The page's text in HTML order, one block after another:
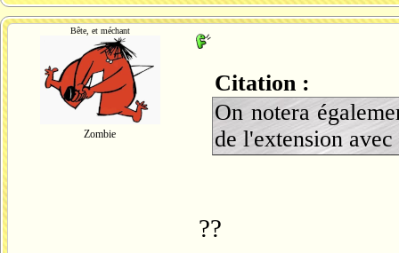
Bête, et méchant
Zombie
Citation :
On notera
de l'extension
??